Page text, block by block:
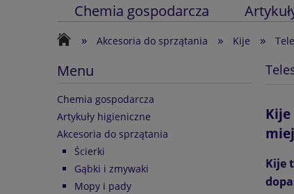
Chemia gospodarcza
» Akcesoria do sprzątania » Kije »
Menu
Chemia gospodarcza
Artykuły higieniczne
Akcesoria do sprzątania
Ścierki
Gąbki i zmywaki
Mopy i pady
Kije
Kije